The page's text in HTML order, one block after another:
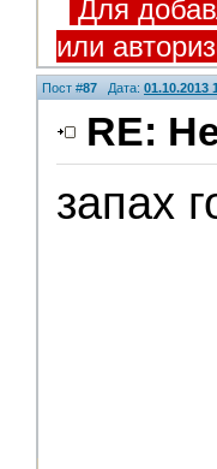
Для
или
Пост #87 Дата: 01.10.2013
RE:
запах